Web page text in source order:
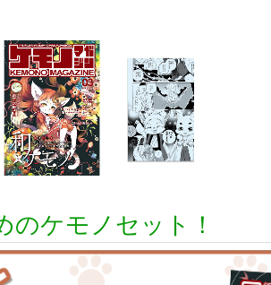
のケモノセット！